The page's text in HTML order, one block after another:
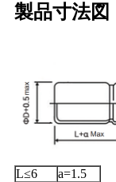
製品寸法図
L≤6
a=1.5